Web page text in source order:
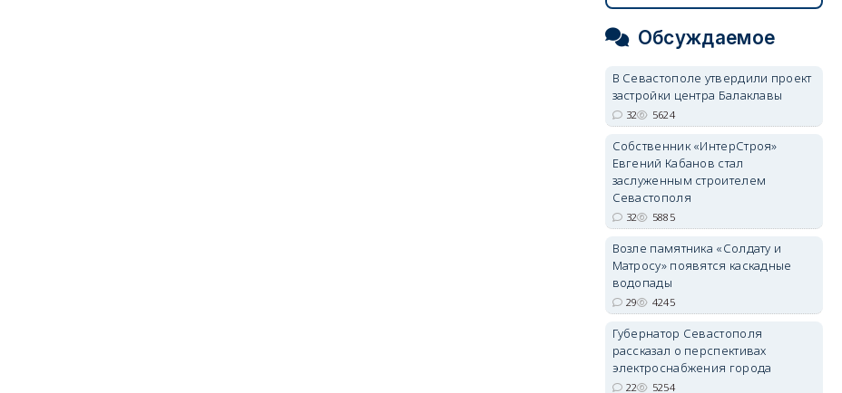
Обсуждаемое
В Севастополе утвердили проект
застройки центра Балаклавы
32 5624
Собственник «ИнтерСтроя»
Евгений Кабанов стал
заслуженным строителем
Севастополя
32 5885
Возле памятника «Солдату и
Матросу» появятся каскадные
водопады
29 4245
Губернатор Севастополя
рассказал о перспективах
электроснабжения города
22 5254